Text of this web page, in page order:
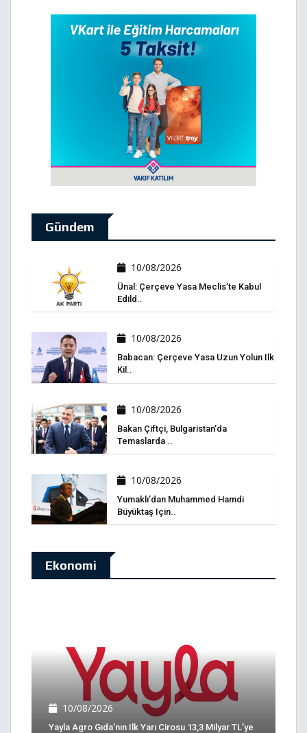
Gündem
10/08/2026
Ünal: Çerçeve Yasa Meclis’te Kabul
Edild..
10/08/2026
Babacan: Çerçeve Yasa Uzun Yolun Ilk
Kil..
10/08/2026
Bakan Çiftçi, Bulgaristan’da
Temaslarda ..
10/08/2026
Yumaklı’dan Muhammed Hamdi
Büyüktaş Için..
Ekonomi
10/08/2026
Yayla Agro Gıda’nın Ilk Yarı Cirosu 13,3 Milyar TL’ye